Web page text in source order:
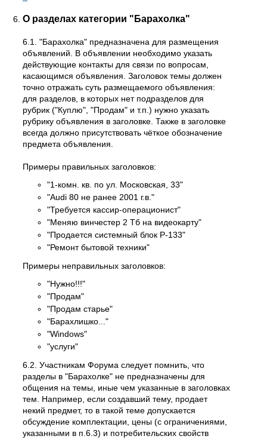
О разделах категории "Барахолка"
6.1. "Барахолка" предназначена для размещения
объявлений. В объявлении необходимо указать
действующие контакты для связи по вопросам,
касающимся объявления. Заголовок темы должен
точно отражать суть размещаемого объявления:
для разделов, в которых нет подразделов для
рубрик ("Куплю", "Продам" и т.п.) нужно указать
рубрику объявления в заголовке. Также в заголовке
всегда должно присутствовать чёткое обозначение
предмета объявления.
Примеры правильных заголовков:
"1-комн. кв. по ул. Московская, 33"
"Audi 80 не ранее 2001 г.в."
"Требуется кассир-операционист"
"Меняю винчестер 2 Тб на видеокарту"
"Продается системный блок P-133"
"Ремонт бытовой техники"
Примеры неправильных заголовков:
"Нужно!!!"
"Продам"
"Продам старье"
"Барахлишко..."
"Windows"
"услуги"
6.2. Участникам Форума следует помнить, что
разделы в "Барахолке" не предназначены для
общения на темы, иные чем указанные в заголовках
тем. Например, если создавший тему, продает
некий предмет, то в такой теме допускается
обсуждение комплектации, цены (с ограничениями,
указанными в п.6.3) и потребительских свойств